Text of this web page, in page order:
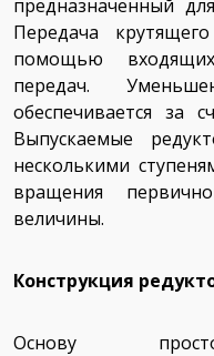
предназначенный
Передача
помощью
передач.
обеспечивается за
Выпускаемые
несколькими
вращения
величины.
Конструкция
Основу